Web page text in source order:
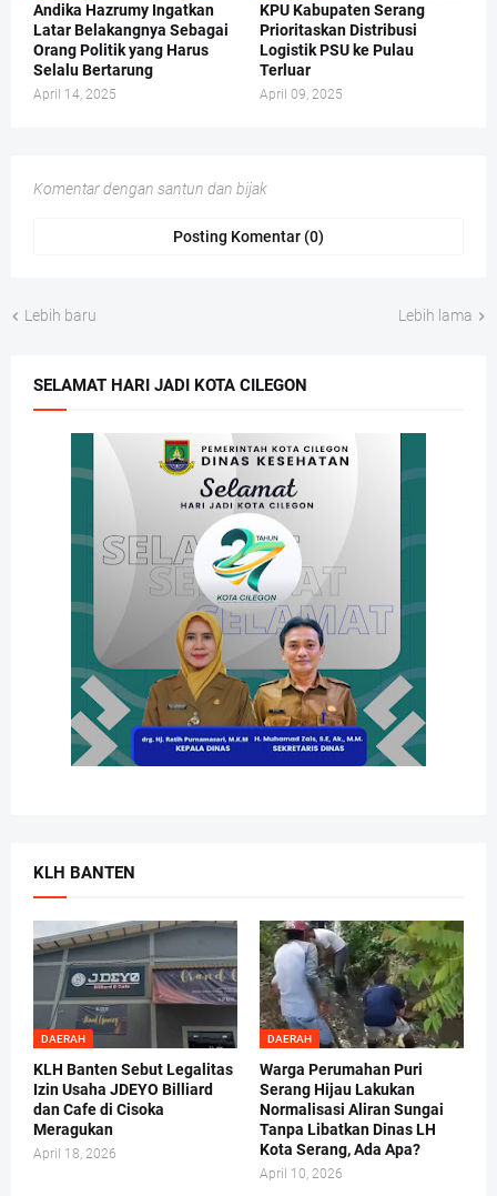
Andika Hazrumy Ingatkan
Latar Belakangnya Sebagai
Orang Politik yang Harus
Selalu Bertarung
April 14, 2025
KPU Kabupaten Serang
Prioritaskan Distribusi
Logistik PSU ke Pulau
Terluar
April 09, 2025
Komentar dengan santun dan bijak
Posting Komentar (0)
Lebih baru Lebih lama
SELAMAT HARI JADI KOTA CILEGON
KLH BANTEN
DAERAH
KLH Banten Sebut Legalitas
Izin Usaha JDEYO Billiard
dan Cafe di Cisoka
Meragukan
April 18, 2026
DAERAH
Warga Perumahan Puri
Serang Hijau Lakukan
Normalisasi Aliran Sungai
Tanpa Libatkan Dinas LH
Kota Serang, Ada Apa?
April 10, 2026